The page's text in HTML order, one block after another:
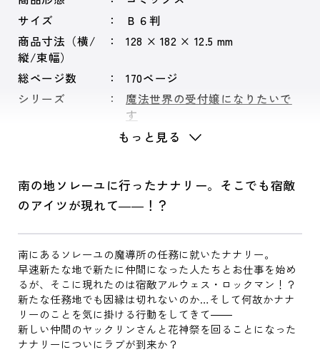
サイズ
Ｂ６判
商品寸法（横/
縦/束幅）
128 × 182 × 12.5 mm
総ページ数
170ページ
シリーズ
魔法世界の受付嬢になりたいで
す
もっと見る
南の地ソレーユに行ったナナリー。そこでも宿敵
のアイツが現れて――！？
南にあるソレーユの魔導所の任務に就いたナナリー。
早速新たな地で新たに仲間になった人たちとお仕事を始め
るが、そこに現れたのは宿敵アルウェス・ロックマン！？
新たな任務地でも因縁は切れないのか…そして何故かナナ
リーのことを気に掛ける行動をしてきて――
新しい仲間のヤックリンさんと花神祭を回ることになった
ナナリーについにラブが到来か？